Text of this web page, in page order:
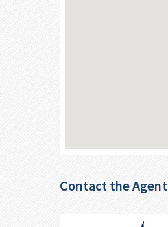
Contact the Agent